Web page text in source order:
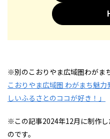
※別のこおりやま広域圏わがま
こおりやま広域圏 わがまち魅
しいふるさとのココが好き！」
※この記事2024年12月に制作
のです。